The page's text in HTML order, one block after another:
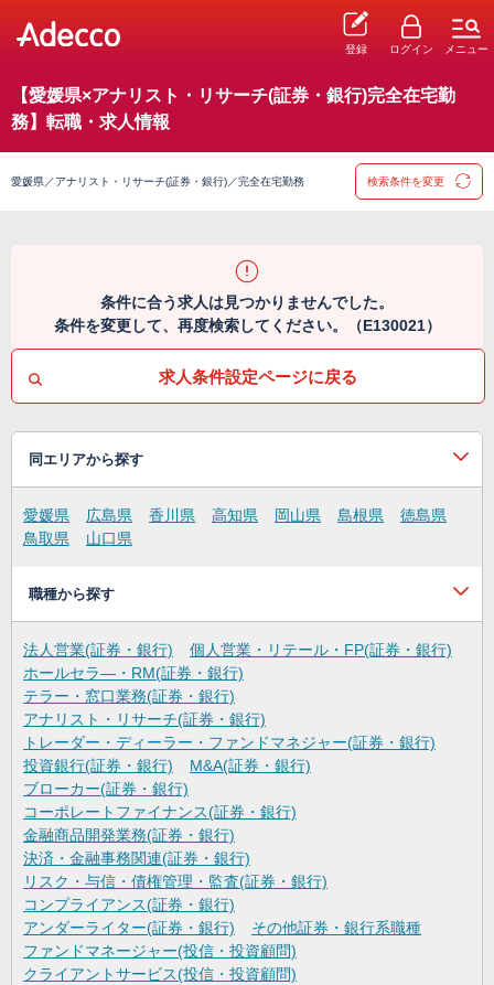
登録 ログイン メニュー
【愛媛県×アナリスト・リサーチ(証券・銀行)完全在宅勤
務】転職・求人情報
愛媛県／アナリスト・リサーチ(証券・銀行)／完全在宅勤務 検索条件を変更
条件に合う求人は見つかりませんでした。
条件を変更して、再度検索してください。（E130021）
求人条件設定ページに戻る
同エリアから探す
愛媛県 広島県 香川県 高知県 岡山県 島根県
徳島県
鳥取県
山口県
職種から探す
法人営業(証券・銀行)
個人営業・リテール・FP(証券・銀行)
ホールセラ―・RM(証券・銀行)
テラー・窓口業務(証券・銀行)
アナリスト・リサーチ(証券・銀行)
トレーダー・ディーラー・ファンドマネジャー(証券・銀行)
投資銀行(証券・銀行)
M&A(証券・銀行)
ブローカー(証券・銀行)
コーポレートファイナンス(証券・銀行)
金融商品開発業務(証券・銀行)
決済・金融事務関連(証券・銀行)
リスク・与信・債権管理・監査(証券・銀行)
コンプライアンス(証券・銀行)
アンダーライター(証券・銀行)
その他証券・銀行系職種
ファンドマネージャー(投信・投資顧問)
クライアントサービス(投信・投資顧問)